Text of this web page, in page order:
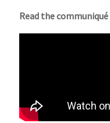
Read the